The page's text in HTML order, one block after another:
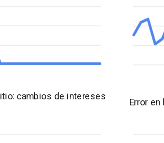
cambios de intereses
Error